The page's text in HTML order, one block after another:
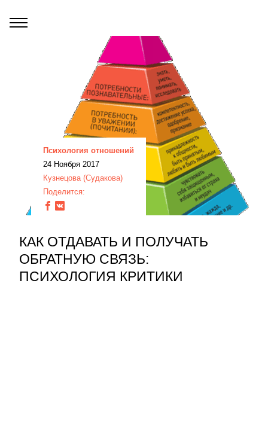
Психология отношений
24 Ноября 2017
Кузнецова (Судакова)
Поделится:
КАК ОТДАВАТЬ И ПОЛУЧАТЬ
ОБРАТНУЮ СВЯЗЬ:
ПСИХОЛОГИЯ КРИТИКИ